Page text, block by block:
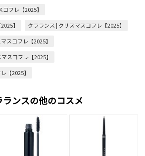
フレ【2025】
】
クラランス | クリスマスコフレ【2025】
スコフレ【2025】
スコフレ【2025】
【2025】
ランスの他のコスメ